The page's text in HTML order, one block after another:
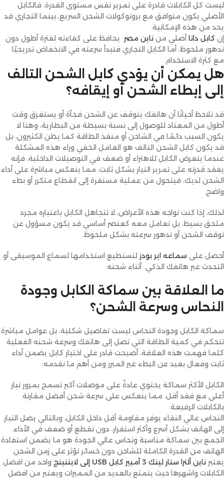
ليست كل الكابلات قادرة على تمرير نفس مستوى القدرة، فالكابل
الأصلي يكون متوافق مع بروتوكولات الشحن السريع، بينما التجاري قد
يحد من هذه الإمكانية.
إن كابل داتا أصلي من ناين مصر
يحافظ على كفاءته لفترة أطول دون
تدهور ملحوظ، أما الكابل التجاري فتبدأ سرعته في الانخفاض تدريجيًا
مع كثرة الاستخدام.
هل يمكن أن يؤدي كابل الشحن التالف
إلى إبطاء الشحن أو إيقافه؟
قد تلاحظ أحيانًا أن هاتفك يتوقف عن الشحن فجأة أو يستغرق وقت
أطول من المعتاد للوصول إلى نسبة بسيطة من البطارية، وهنا لا
يكون السبب دائمًا في الشاحن أو منفذ الطاقة كما يظن الكثيرون، بل
قد يكون كابل الشحن التالف هو العامل الخفي وراء هذه المشكلة
عندما يتعرض الكابل للاهتراء أو ضعف في التوصيلات الداخلية، فإنه
يفقد قدرته على تمرير التيار بشكل ثابت، مما ينعكس مباشرة على أداء
الشحن لديك، فيتحول من عملية مستقرة إلى انقطاع متكرر أو بطء
واضح.
لذلك، إذا كنت تواجه هذه الأعراض، لا تتجاهل الكابل باعتباره مجرد
ملحق بسيط، بل تعامل معه كعنصر أساسي قد يكون مسؤول عن
توقف الشحن أو تدهور سرعته بشكل ملحوظ.
أحصل على سماعه اير بودز لتستطيع استخدامها لسماع الموسيقى أو
التحدث عبر هاتفك الذكي أثناء شحنه
ما العلاقة بين سماكة الكابل وجودة
النحاس وسرعة الشحن؟
سماكة الكابل وجودة النحاس ليست تفاصيل شكلية، بل عوامل مباشرة
تتحكم في كمية الطاقة التي تصل إلى هاتفك وسرعة شحنه الفعلية
كلما فهمت هذه العلاقة، أصبحت قادر على اختيار كابل يضمن أداء
ثابت وفعال بعيد عن البطء غير المبرر ومن أهم ما نقدمه:
الكابل الأكثر سماكة يحتوي عادةً على موصلات أكبر تسمح بمرور تيار
أعلى مع فقد أقل، مما ينعكس على سرعة شحن أفضل مقارنة
بالكابلات الرفيعة.
النحاس عالي النقاء يوفر مقاومة أقل داخل الكابل، وبالتالي يصل التيار
إلى الهاتف بشكل أسرع وأكثر استقرار، دون تقطع أو ضعف في الأداء.
الجمع بين سماكة مناسبة ونحاس عالي الجودة هو ما يضمن استفادة
الهاتف من القدرة الكاملة للشاحن دون خسائر تؤثر على زمن الشحن.
يعتبر ناين ألترا ستار لينك 3 أمبير كابل USB إلى لايتنينج
واحد من افضل
الكابلات واشهرها حيث يتمتع بالعديد من المميزات ويعتبر من افضل